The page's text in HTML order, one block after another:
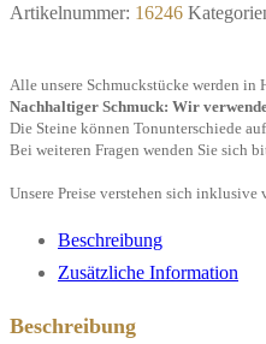
Paperclip
1,5x4
mm,
750/-
Weißgold
Artikelnummer: 16246
Alle unsere Schmuckstücke werden in
Nachhaltiger Schmuck: Wir
Die Steine können Tonunterschiede
Bei weiteren Fragen wenden Sie sich
Unsere Preise verstehen sich inklusive
Beschreibung
Zusätzliche Information
Beschreibung